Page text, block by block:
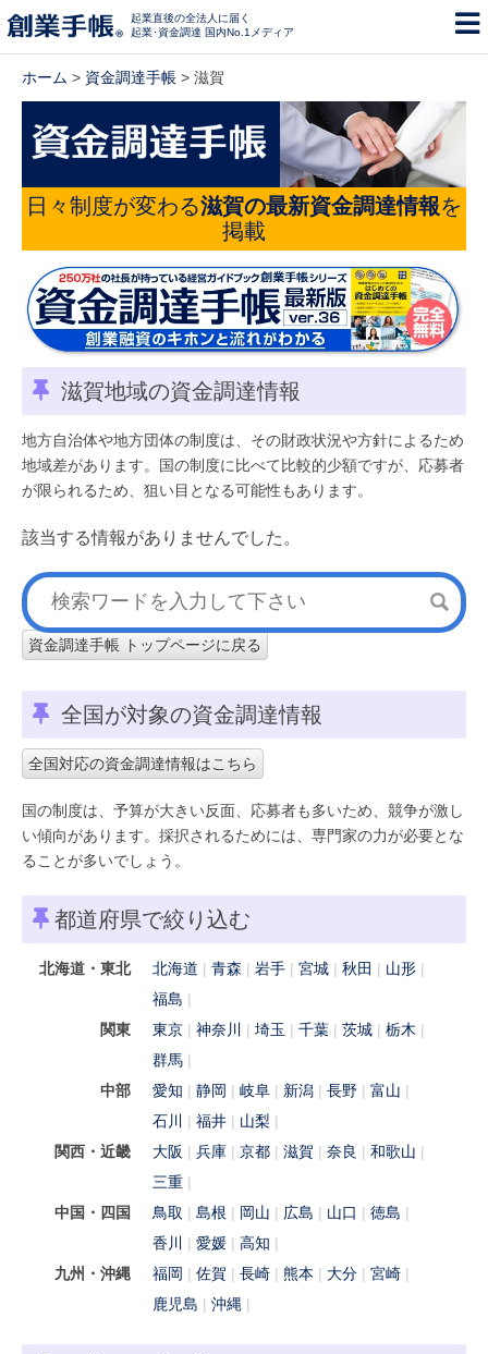
起業直後の全法人に届く
起業･資金調達 国内No.1メディア
ホーム > 資金調達手帳 > 滋賀
日々制度が変わる滋賀の最新資金調達情報を
掲載
滋賀地域の資金調達情報
地方自治体や地方団体の制度は、その財政状況や方針によるため
地域差があります。国の制度に比べて比較的少額ですが、応募者
が限られるため、狙い目となる可能性もあります。
該当する情報がありませんでした。
資金調達手帳 トップページに戻る
全国が対象の資金調達情報
全国対応の資金調達情報はこちら
国の制度は、予算が大きい反面、応募者も多いため、競争が激し
い傾向があります。採択されるためには、専門家の力が必要とな
ることが多いでしょう。
都道府県で絞り込む
北海道・東北 北海道 青森 岩手 宮城 秋田
山形
福島
関東
東京 神奈川 埼玉 千葉 茨城
栃木
群馬
中部
愛知 静岡 岐阜 新潟 長野
富山
石川
福井
山梨
関西・近畿
大阪 兵庫 京都 滋賀 奈良
和歌山
三重
中国・四国
鳥取 島根 岡山 広島 山口
徳島
香川
愛媛
高知
九州・沖縄
福岡 佐賀 長崎 熊本 大分
宮崎
鹿児島
沖縄